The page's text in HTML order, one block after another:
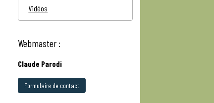
Vidéos
Webmaster :
Claude Parodi
Formulaire de contact